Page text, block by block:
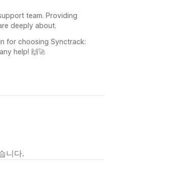
team. Providing
deeply about.
for choosing Synctrack:
help! 🙌🚀
니다.